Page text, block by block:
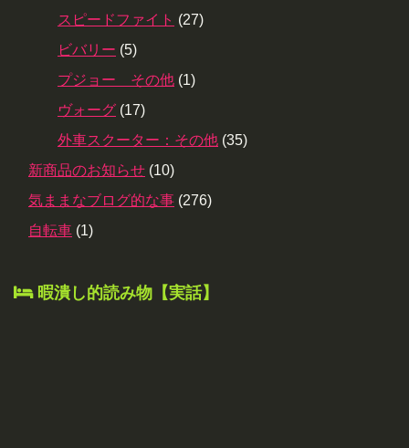
スピードファイト (27)
ビバリー (5)
プジョー その他 (1)
ヴォーグ (17)
外車スクーター：その他 (35)
新商品のお知らせ (10)
気ままなブログ的な事 (276)
自転車 (1)
暇潰し的読み物【実話】